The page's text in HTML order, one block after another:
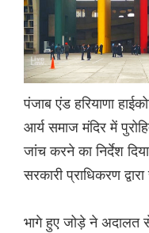
पंजाब एंड हरियाणा
आर्य समाज मंदिर में
जांच करने का निर्देश
सरकारी प्राधिकरण
भागे हुए जोड़े ने अदालत से